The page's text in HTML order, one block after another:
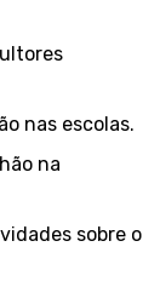
nas escolas.
na
sobre o